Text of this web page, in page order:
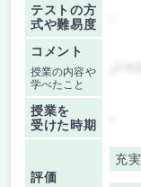
テストの方
式や難易度
コメント
授業の内容や
学べたこと
ノ
授業を
受けた時期
評価
充実